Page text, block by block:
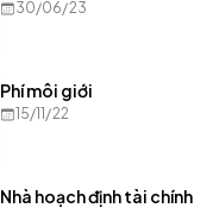
30/06/23
Phí môi giới
15/11/22
Nhà hoạch định tài chính